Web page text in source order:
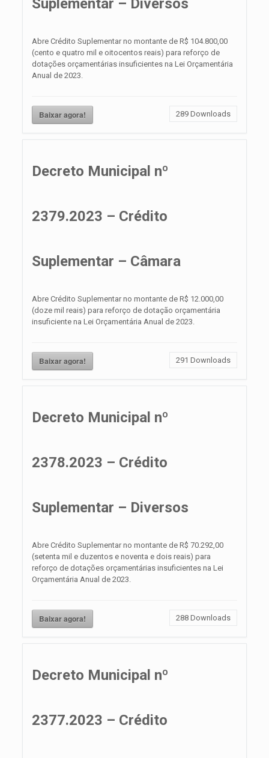
Suplementar – Diversos
Abre Crédito Suplementar no montante de R$ 104.800,00
(cento e quatro mil e oitocentos reais) para reforço de
dotações orçamentárias insuficientes na Lei Orçamentária
Anual de 2023.
Baixar agora! 289 Downloads
Decreto Municipal nº
2379.2023 – Crédito
Suplementar – Câmara
Abre Crédito Suplementar no montante de R$ 12.000,00
(doze mil reais) para reforço de dotação orçamentária
insuficiente na Lei Orçamentária Anual de 2023.
Baixar agora! 291 Downloads
Decreto Municipal nº
2378.2023 – Crédito
Suplementar – Diversos
Abre Crédito Suplementar no montante de R$ 70.292,00
(setenta mil e duzentos e noventa e dois reais) para
reforço de dotações orçamentárias insuficientes na Lei
Orçamentária Anual de 2023.
Baixar agora! 288 Downloads
Decreto Municipal nº
2377.2023 – Crédito